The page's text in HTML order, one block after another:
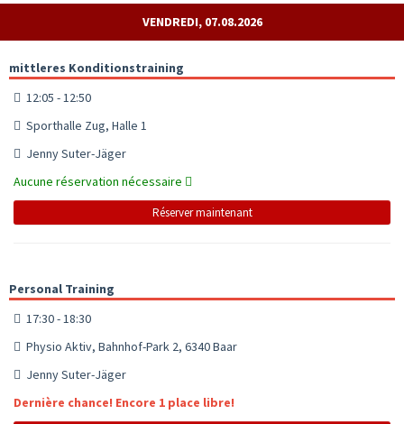
VENDREDI, 07.08.2026
mittleres Konditionstraining
12:05 - 12:50
Sporthalle Zug, Halle 1
Jenny Suter-Jäger
Aucune réservation nécessaire
Réserver maintenant
Personal Training
17:30 - 18:30
Physio Aktiv, Bahnhof-Park 2, 6340 Baar
Jenny Suter-Jäger
Dernière chance! Encore 1 place libre!